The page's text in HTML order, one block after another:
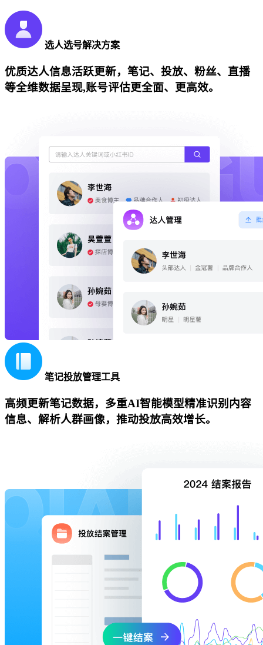
选人选号解决方案
优质达人信息活跃更新，笔记、投放、粉丝、直播
等全维数据呈现,账号评估更全面、更高效。
笔记投放管理工具
高频更新笔记数据，多重AI智能模型精准识别内容
信息、解析人群画像，推动投放高效增长。